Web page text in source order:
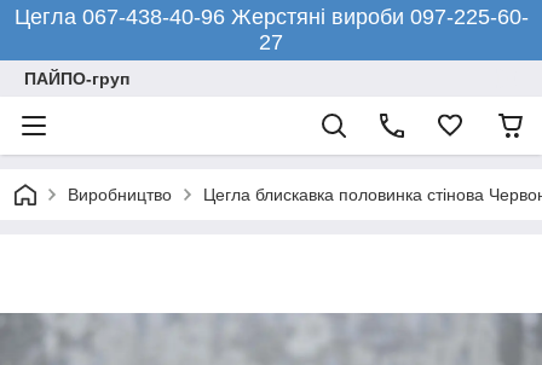
Цегла 067-438-40-96 Жерстяні вироби 097-225-60-
27
ПАЙПО-груп
Виробництво Цегла блискавка половинка стінова